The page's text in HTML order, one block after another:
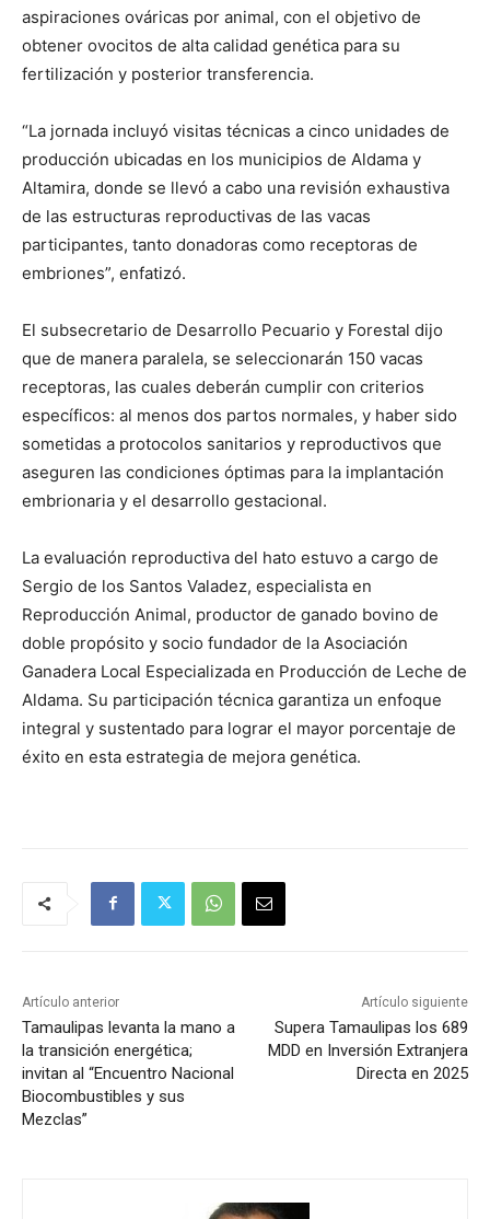
aspiraciones ováricas por animal, con el objetivo de
obtener ovocitos de alta calidad genética para su
fertilización y posterior transferencia.
“La jornada incluyó visitas técnicas a cinco unidades de
producción ubicadas en los municipios de Aldama y
Altamira, donde se llevó a cabo una revisión exhaustiva
de las estructuras reproductivas de las vacas
participantes, tanto donadoras como receptoras de
embriones”, enfatizó.
El subsecretario de Desarrollo Pecuario y Forestal dijo
que de manera paralela, se seleccionarán 150 vacas
receptoras, las cuales deberán cumplir con criterios
específicos: al menos dos partos normales, y haber sido
sometidas a protocolos sanitarios y reproductivos que
aseguren las condiciones óptimas para la implantación
embrionaria y el desarrollo gestacional.
La evaluación reproductiva del hato estuvo a cargo de
Sergio de los Santos Valadez, especialista en
Reproducción Animal, productor de ganado bovino de
doble propósito y socio fundador de la Asociación
Ganadera Local Especializada en Producción de Leche de
Aldama. Su participación técnica garantiza un enfoque
integral y sustentado para lograr el mayor porcentaje de
éxito en esta estrategia de mejora genética.
Artículo anterior
Tamaulipas levanta la mano a
la transición energética;
invitan al “Encuentro Nacional
Biocombustibles y sus
Mezclas”
Artículo siguiente
Supera Tamaulipas los 689
MDD en Inversión Extranjera
Directa en 2025